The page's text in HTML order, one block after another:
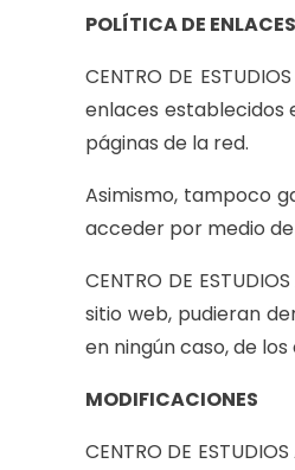
POLÍTICA DE
CENTRO DE
enlaces establecidos
páginas de la red.
Asimismo, tampoco
acceder por medio
CENTRO DE
sitio web, pudieran
en ningún caso, de
MODIFICACIONES
CENTRO DE